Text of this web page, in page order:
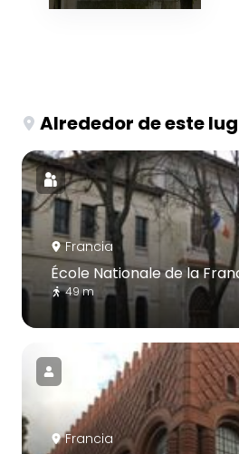
Alrededor de este
Francia
École Nationale de la
49 m
Francia